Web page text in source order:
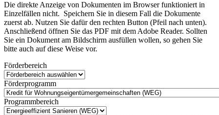
Die direkte Anzeige von Dokumenten im Browser funktioniert in
Einzelfällen nicht. Speichern Sie in diesem Fall die Dokumente
zuerst ab. Nutzen Sie dafür den rechten Button (Pfeil nach unten).
Anschließend öffnen Sie das PDF mit dem Adobe Reader. Sollten
Sie ein Dokument am Bildschirm ausfüllen wollen, so gehen Sie
bitte auch auf diese Weise vor.
Förderbereich
Förderprogramm
Programmbereich